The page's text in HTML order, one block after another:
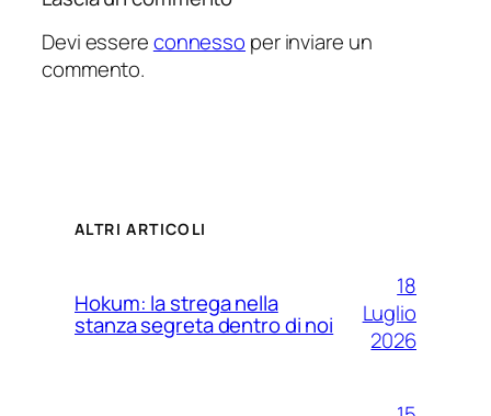
Devi essereconnesso per inviare un
commento.
ALTRI ARTICOLI
Hokum: la strega nella
stanza segreta dentro di noi
18
Luglio
2026